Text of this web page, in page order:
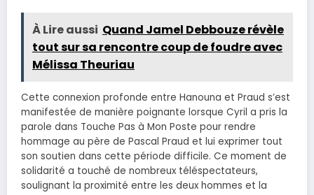
À Lire aussi Quand Jamel Debbouze révèle
tout sur sa rencontre coup de foudre avec
Mélissa Theuriau
Cette connexion profonde entre Hanouna et Praud s’est
manifestée de manière poignante lorsque Cyril a pris la
parole dans Touche Pas à Mon Poste pour rendre
hommage au père de Pascal Praud et lui exprimer tout
son soutien dans cette période difficile. Ce moment de
solidarité a touché de nombreux téléspectateurs,
soulignant la proximité entre les deux hommes et la